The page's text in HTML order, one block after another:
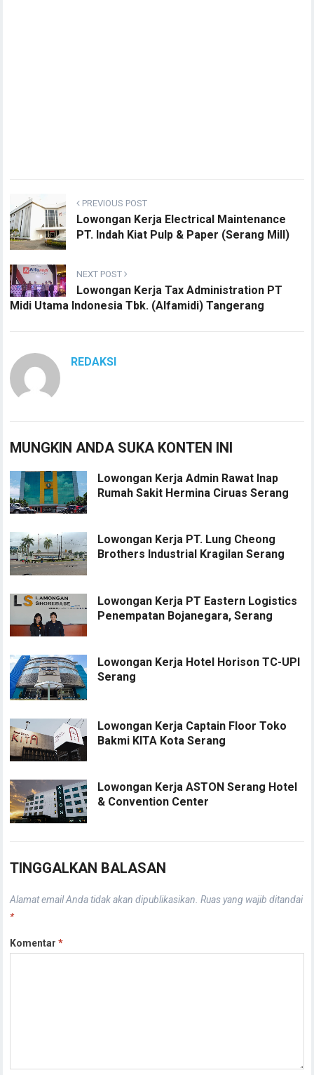
PREVIOUS POST
Lowongan Kerja Electrical Maintenance
PT. Indah Kiat Pulp & Paper (Serang Mill)
NEXT POST
Lowongan Kerja Tax Administration PT
Midi Utama Indonesia Tbk. (Alfamidi) Tangerang
REDAKSI
MUNGKIN ANDA SUKA KONTEN INI
Lowongan Kerja Admin Rawat Inap
Rumah Sakit Hermina Ciruas Serang
Lowongan Kerja PT. Lung Cheong
Brothers Industrial Kragilan Serang
Lowongan Kerja PT Eastern Logistics
Penempatan Bojanegara, Serang
Lowongan Kerja Hotel Horison TC-UPI
Serang
Lowongan Kerja Captain Floor Toko
Bakmi KITA Kota Serang
Lowongan Kerja ASTON Serang Hotel
& Convention Center
TINGGALKAN BALASAN
Alamat email Anda tidak akan dipublikasikan. Ruas yang wajib ditandai
*
Komentar*